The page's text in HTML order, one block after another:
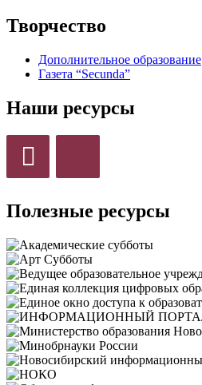
Творчество
Дополнительное образование
Газета “Secunda”
Наши ресурсы
Полезные ресурсы